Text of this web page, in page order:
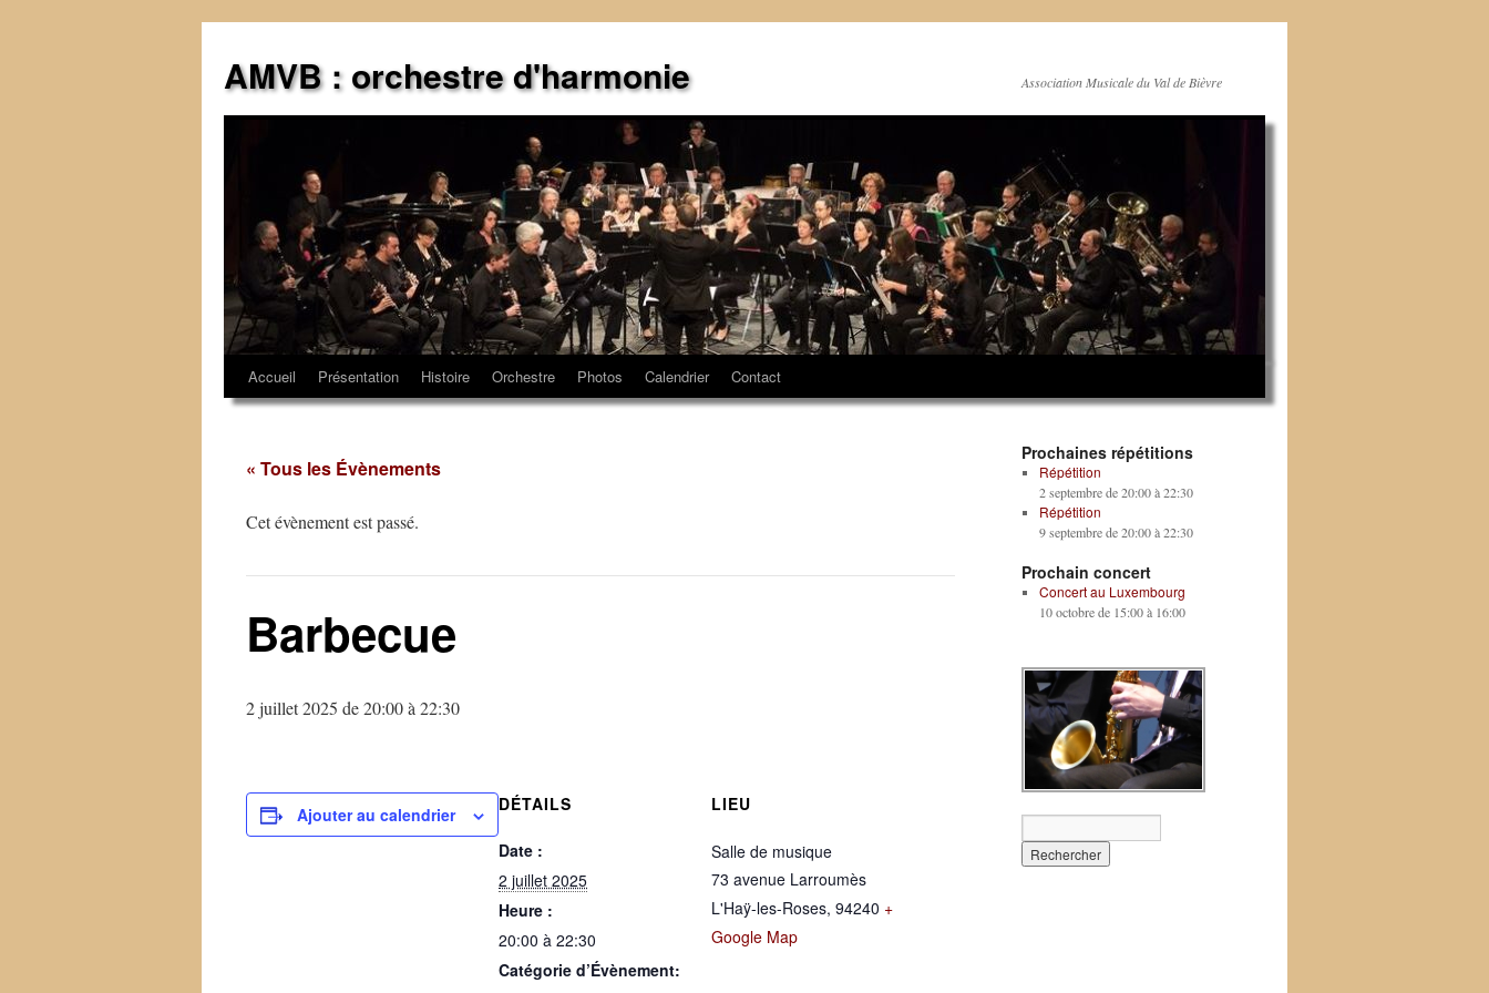
contenu
AMVB : orchestre d'harmonie Association Musicale du Val de Bièvre
Accueil Présentation Histoire Orchestre Photos Calendrier Contact
« Tous les Évènements
Cet évènement est passé.
Barbecue
2 juillet 2025 de 20:00à 22:30
Ajouter au calendrier DÉTAILS
Date :
2 juillet 2025
Heure :
20:00 à 22:30
Catégorie d’Évènement:
LIEU
Salle de musique
73 avenue Larroumès
L'Haÿ-les-Roses, 94240 +
Google Map
Prochaines répétitions
Répétition
2 septembre de 20:00à22:30
Répétition
9 septembre de 20:00à22:30
Prochain concert
Concert au Luxembourg
10 octobre de 15:00à 16:00